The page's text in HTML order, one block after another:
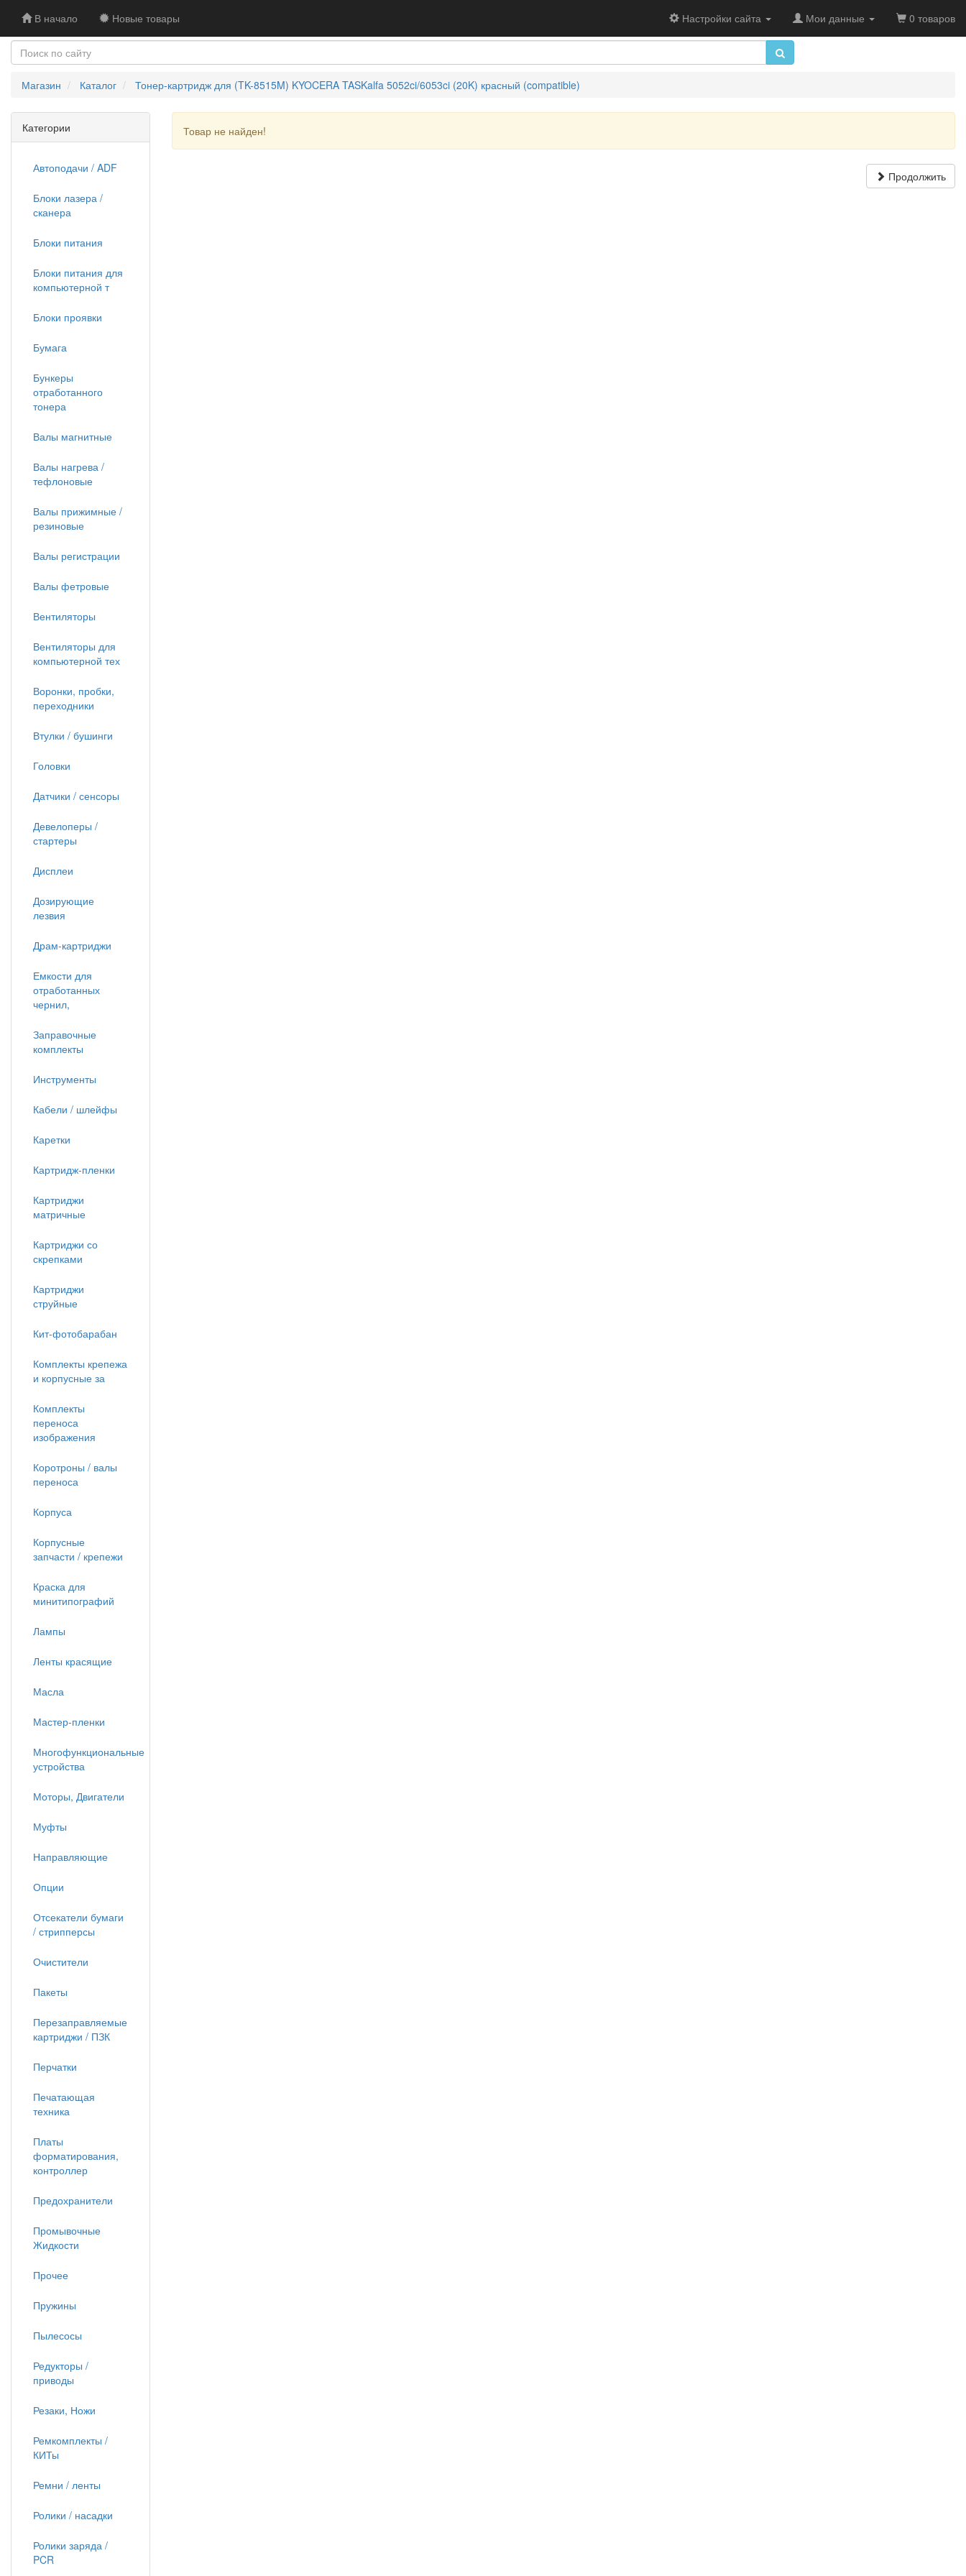
В начало Новые товары Настройки сайта Мои данные 0 товаров
Магазин Каталог Тонер-картридж для (TK-8515M) KYOCERA TASKalfa 5052ci/6053ci (20K) красный (compatible)
Товар не найден!
Продолжить
Категории
Автоподачи / ADF
Блоки лазера /
сканера
Блоки питания
Блоки питания для
компьютерной т
Блоки проявки
Бумага
Бункеры
отработанного
тонера
Валы магнитные
Валы нагрева /
тефлоновые
Валы прижимные /
резиновые
Валы регистрации
Валы фетровые
Вентиляторы
Вентиляторы для
компьютерной тех
Воронки, пробки,
переходники
Втулки / бушинги
Головки
Датчики / сенсоры
Девелоперы /
стартеры
Дисплеи
Дозирующие
лезвия
Драм-картриджи
Емкости для
отработанных
чернил,
Заправочные
комплекты
Инструменты
Кабели / шлейфы
Каретки
Картридж-пленки
Картриджи
матричные
Картриджи со
скрепками
Картриджи
струйные
Кит-фотобарабан
Комплекты крепежа
и корпусные за
Комплекты
переноса
изображения
Коротроны / валы
переноса
Корпуса
Корпусные
запчасти / крепежи
Краска для
минитипографий
Лампы
Ленты красящие
Масла
Мастер-пленки
Многофункциональные
устройства
Моторы, Двигатели
Муфты
Направляющие
Опции
Отсекатели бумаги
/ стрипперсы
Очистители
Пакеты
Перезаправляемые
картриджи / ПЗК
Перчатки
Печатающая
техника
Платы
форматирования,
контроллер
Предохранители
Промывочные
Жидкости
Прочее
Пружины
Пылесосы
Редукторы /
приводы
Резаки, Ножи
Ремкомплекты /
КИТы
Ремни / ленты
Ролики / насадки
Ролики заряда /
PCR